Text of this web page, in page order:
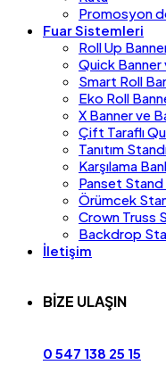
Promosyon
Fuar Sistemleri
Roll Up
Quick Banner
Smart Roll
Eko Roll
X Banner ve
Çift Taraflı
Tanıtım
Karşılama
Panset Stand
Örümcek
Crown Truss
Backdrop
İletişim
BİZE ULAŞIN
0 547 138 25 15